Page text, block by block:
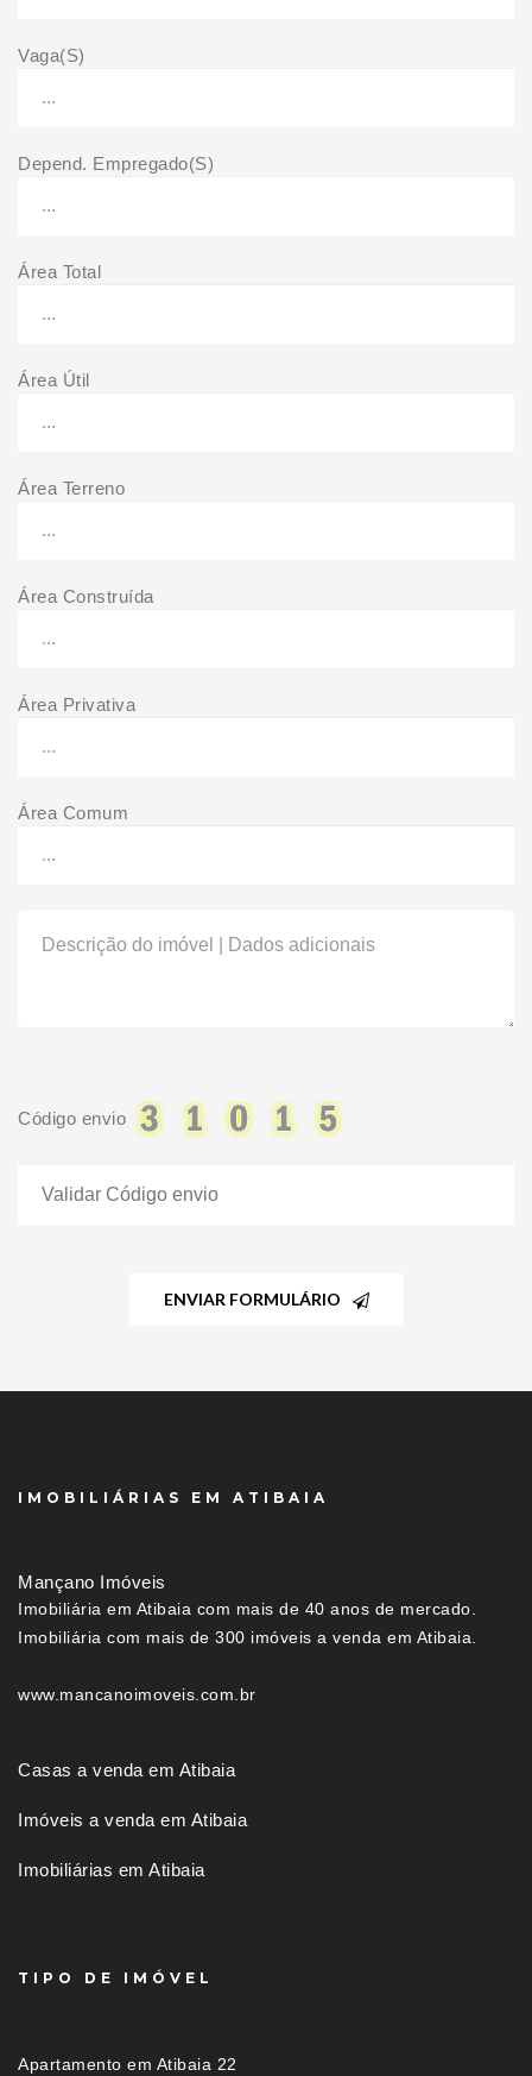
Vaga(S)
Depend. Empregado(S)
Área Total
Área Útil
Área Terreno
Área Construída
Área Privativa
Área Comum
Código envio
ENVIAR FORMULÁRIO
IMOBILIÁRIAS EM ATIBAIA
Mançano Imóveis
Imobiliária em Atibaia com mais de 40 anos de mercado.
Imobiliária com mais de 300 imóveis a venda em Atibaia.
www.mancanoimoveis.com.br
Casas a venda em Atibaia
Imóveis a venda em Atibaia
Imobiliárias em Atibaia
TIPO DE IMÓVEL
Apartamento em Atibaia 22